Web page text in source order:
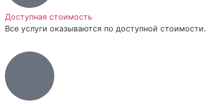
Доступная стоимость
Все услуги оказываются по доступной стоимости.